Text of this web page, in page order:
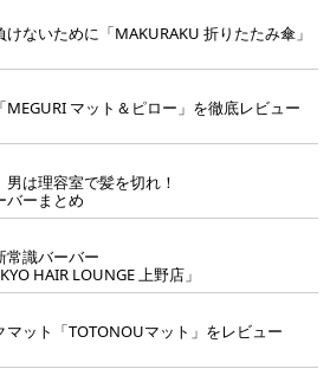
ないために「MAKURAKU 折りたたみ傘」
MEGURI マット＆ピロー」を徹底レビュー
は理容室で髪を切れ！
バーまとめ
常識バーバー
HAIR LOUNGE 上野店」
マット「TOTONOUマット」をレビュー